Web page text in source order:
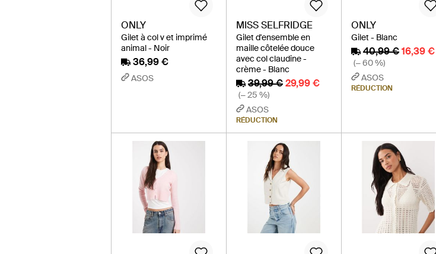
ONLY
Gilet à col v et imprimé
animal - Noir
36,99 €
ASOS
MISS SELFRIDGE
Gilet d'ensemble en
maille côtelée douce
avec col claudine -
crème - Blanc
39,99 € 29,99 €
(− 25 %)
ASOS
RÉDUCTION
ONLY
Gilet - Blanc
40,99 € 16,39 €
(− 60 %)
ASOS
RÉDUCTION